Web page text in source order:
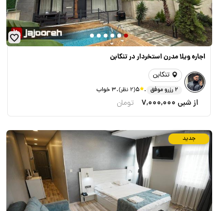
اجاره ویلا مدرن استخردار در تنکابن
تنکابن
2 رزرو موفق .
5(2 نظر) .3 خواب
از شبی 7,000,000 تومان
جدید